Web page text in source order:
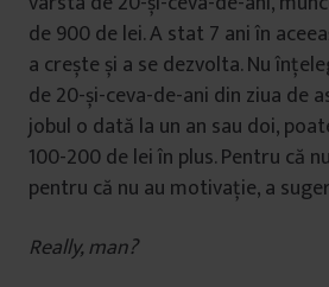
de 900 de lei. A stat 7 ani în
a crește și a se dezvolta. Nu
de 20-și-ceva-de-ani din ziua de
jobul o dată la un an sau doi,
100-200 de lei în plus. Pentru că
pentru că nu au motivație, a
Really, man?